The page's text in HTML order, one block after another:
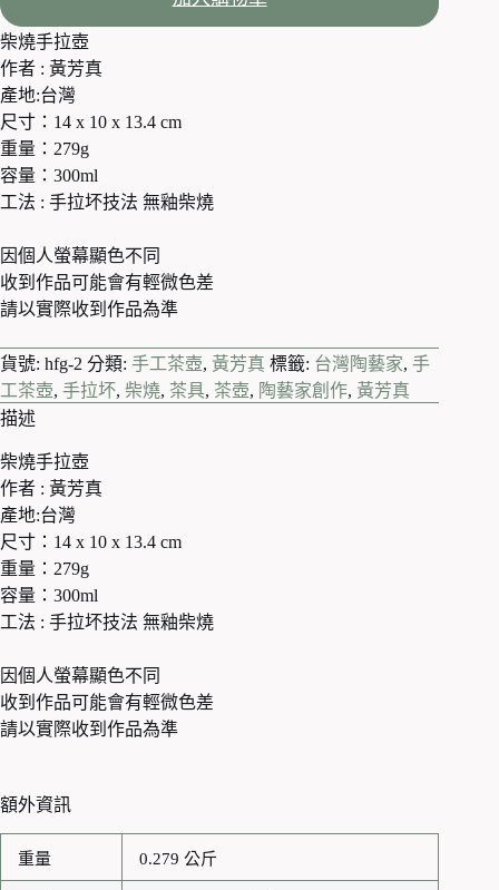
柴燒手拉壺
作者 : 黃芳真
產地:台灣
尺寸：14 x 10 x 13.4 cm
重量：279g
容量：300ml
工法 : 手拉坏技法 無釉柴燒
因個人螢幕顯色不同
收到作品可能會有輕微色差
請以實際收到作品為準
貨號: hfg-2 分類: 手工茶壺, 黃芳真 標籤: 台灣陶藝家, 手
工茶壺, 手拉坏, 柴燒, 茶具, 茶壺, 陶藝家創作, 黃芳真
描述
柴燒手拉壺
作者 : 黃芳真
產地:台灣
尺寸：14 x 10 x 13.4 cm
重量：279g
容量：300ml
工法 : 手拉坏技法 無釉柴燒
因個人螢幕顯色不同
收到作品可能會有輕微色差
請以實際收到作品為準
額外資訊
重量 0.279 公斤